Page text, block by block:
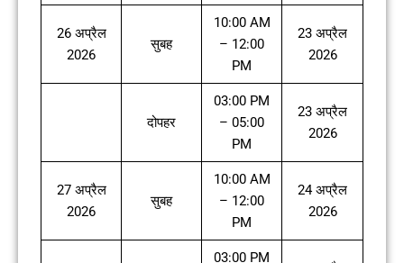
26 अप्रैल
2026
सुबह
10:00 AM
– 12:00
PM
23 अप्रैल
2026
दोपहर
03:00 PM
– 05:00
PM
23 अप्रैल
2026
27 अप्रैल
2026
सुबह
10:00 AM
– 12:00
PM
24 अप्रैल
2026
03:00 PM